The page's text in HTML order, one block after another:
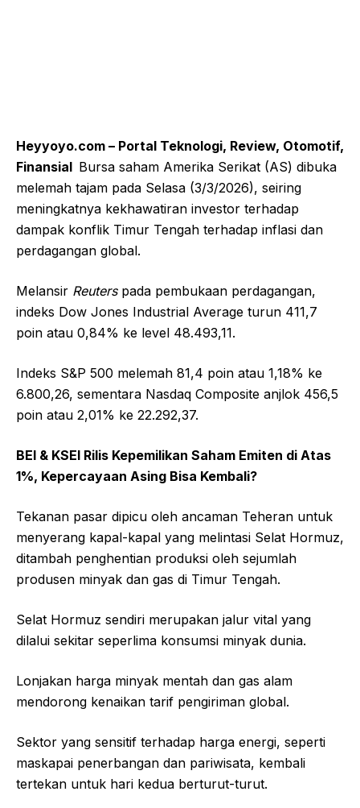
Heyyoyo.com – Portal Teknologi, Review, Otomotif,
Finansial Bursa saham Amerika Serikat (AS) dibuka
melemah tajam pada Selasa (3/3/2026), seiring
meningkatnya kekhawatiran investor terhadap
dampak konflik Timur Tengah terhadap inflasi dan
perdagangan global.
Melansir Reuterspada pembukaan perdagangan,
indeks Dow Jones Industrial Average turun 411,7
poin atau 0,84% ke level 48.493,11.
Indeks S&P 500 melemah 81,4 poin atau 1,18% ke
6.800,26, sementara Nasdaq Composite anjlok 456,5
poin atau 2,01% ke 22.292,37.
BEI & KSEI Rilis Kepemilikan Saham Emiten di Atas
1%, Kepercayaan Asing Bisa Kembali?
Tekanan pasar dipicu oleh ancaman Teheran untuk
menyerang kapal-kapal yang melintasi Selat Hormuz,
ditambah penghentian produksi oleh sejumlah
produsen minyak dan gas di Timur Tengah.
Selat Hormuz sendiri merupakan jalur vital yang
dilalui sekitar seperlima konsumsi minyak dunia.
Lonjakan harga minyak mentah dan gas alam
mendorong kenaikan tarif pengiriman global.
Sektor yang sensitif terhadap harga energi, seperti
maskapai penerbangan dan pariwisata, kembali
tertekan untuk hari kedua berturut-turut.